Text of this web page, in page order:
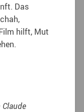
Das
hilft, Mut
Claude